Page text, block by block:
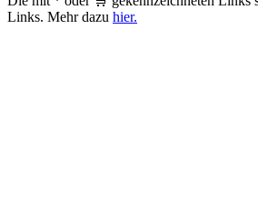
Links. Mehr dazu hier.